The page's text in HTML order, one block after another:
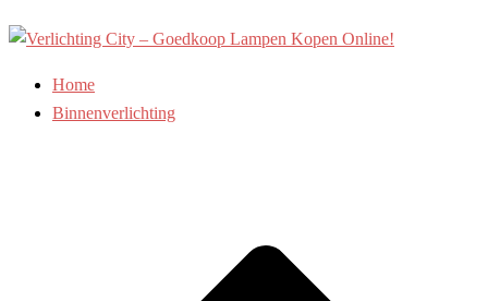
Ga
naar
inhoud
Home
Binnenverlichting